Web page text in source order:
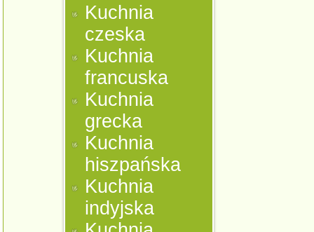
Kuchnia
czeska
Kuchnia
francuska
Kuchnia
grecka
Kuchnia
hiszpańska
Kuchnia
indyjska